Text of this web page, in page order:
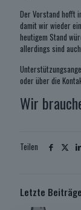
Der Vorstand hofft
damit wir wieder
heutigem Stand
allerdings sind
oder über die
Wir
Teilen
Letzte Beiträge